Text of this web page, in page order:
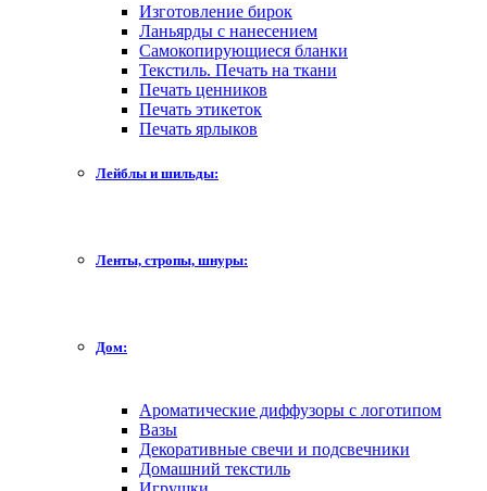
Изготовление бирок
Ланьярды с нанесением
Самокопирующиеся бланки
Текстиль. Печать на ткани
Печать ценников
Печать этикеток
Печать ярлыков
Лейблы и шильды:
Ленты, стропы, шнуры:
Дом:
Ароматические диффузоры с логотипом
Вазы
Декоративные свечи и подсвечники
Домашний текстиль